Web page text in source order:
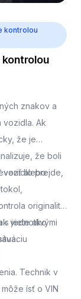
kontrolou
znakov a
vozidla. Ak
že je
že boli
alebo
vozidlo prejde,
originality
viete ako
s jednotlivými
Technik v
ísť o VIN